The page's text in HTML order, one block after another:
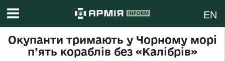
EN
Окупанти тримають у Чорному морі
п’ять кораблів без «Калібрів»